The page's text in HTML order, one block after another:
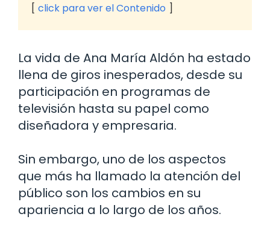
click para ver el Contenido
La vida de Ana María Aldón ha estado
llena de giros inesperados, desde su
participación en programas de
televisión hasta su papel como
diseñadora y empresaria.
Sin embargo, uno de los aspectos
que más ha llamado la atención del
público son los cambios en su
apariencia a lo largo de los años.